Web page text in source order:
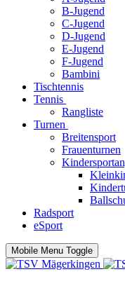
B-Jugend
C-Jugend
D-Jugend
E-Jugend
F-Jugend
Bambini
Tischtennis
Tennis
Rangliste
Turnen
Breitensport
Frauenturnen
Radsport
eSport
Mobile Menu Toggle